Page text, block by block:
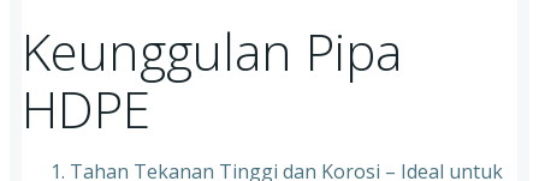
Keunggulan Pipa
HDPE
Tahan Tekanan Tinggi dan Korosi – Ideal untuk